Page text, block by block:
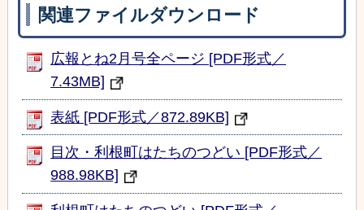
関連ファイルダウンロード
広報とね2月号全ページ [PDF形式／
7.43MB]
表紙 [PDF形式／872.89KB]
目次・利根町はたちのつどい [PDF形式／
988.98KB]